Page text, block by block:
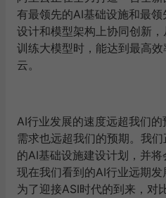
有最领先的AI基础设施和最
设计和模型架构上协同创新
训练大模型时，能达到最高
云。
AI行业发展的速度远超我们
需求也远超我们的预期。我
的AI基础设施建设计划，并
现在我们看到的AI行业远期发
为了迎接ASI时代的到来，对